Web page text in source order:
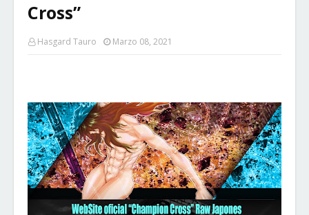
Cross”
Hasgard Tauro Marzo 08, 2021